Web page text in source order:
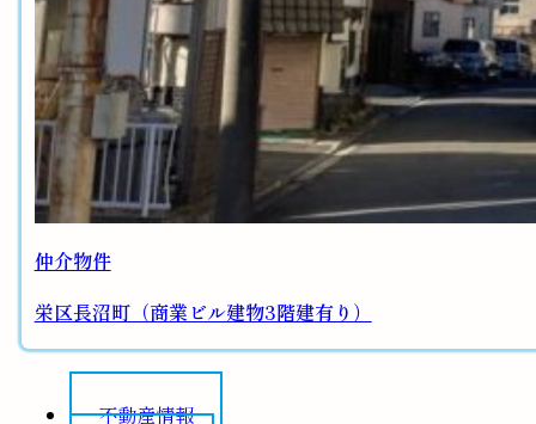
仲介物件
栄区長沼町（商業ビル建物3階建有り）
不動産情報